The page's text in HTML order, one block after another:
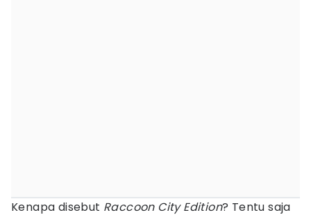
Kenapa disebut Raccoon City Edition? Tentu saja